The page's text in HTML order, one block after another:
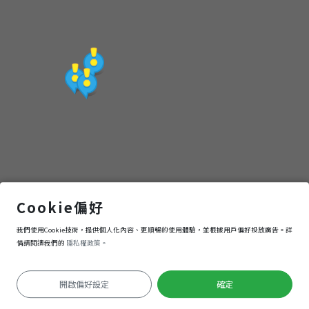
定位失敗
Cookie偏好
我們使用Cookie技術，提供個人化內容、更順暢的使用體驗，並根據用戶偏好投放廣告。詳
情請閱讀我們的 隱私權政策。
開啟偏好設定 確定